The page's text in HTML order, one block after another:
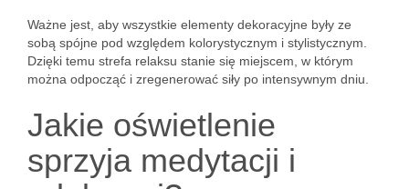
Ważne jest, aby wszystkie elementy dekoracyjne były ze
sobą spójne pod względem kolorystycznym i stylistycznym.
Dzięki temu strefa relaksu stanie się miejscem, w którym
można odpocząć i zregenerować siły po intensywnym dniu.
Jakie oświetlenie
sprzyja medytacji i